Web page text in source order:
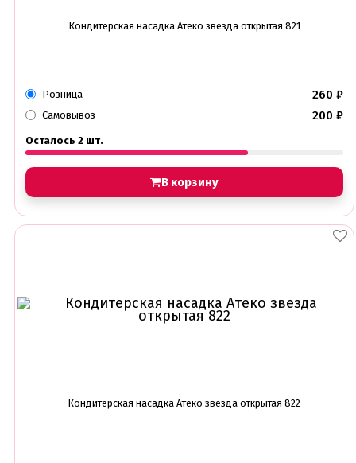
Кондитерская насадка Атеко звезда открытая 821
Розница 260 ₽
Самовывоз 200 ₽
Осталось 2 шт.
В корзину
Кондитерская насадка Атеко звезда открытая 822